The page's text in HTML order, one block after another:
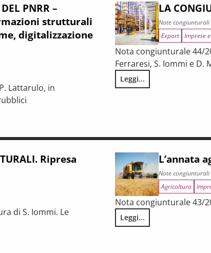
PNRR –
strutturali
digitalizzazione
Lattarulo, in
congiunturale e trasformazioni strutturali del
LA
Note congiunturali
Export Imprese
Nota congiunturale 44/
Ferraresi, S. Iommi e D.
Leggi...
LA CONGIUNTURA NELLE
Ripresa
di S. Iommi. Le
e fragilità persistenti
L’annata
Note congiunturali
Agricoltura
Nota congiunturale 43/
Leggi...
L’annata agraria 2025 in